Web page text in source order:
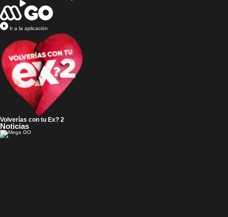
Ir a la aplicación
Volverías con tu Ex? 2
Noticias